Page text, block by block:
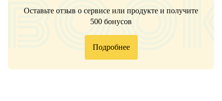
Оставьте отзыв о сервисе или продукте и получите
500 бонусов
Подробнее